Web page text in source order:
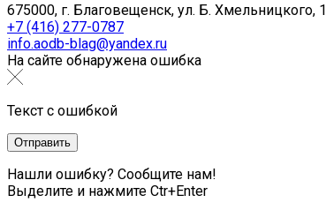
675000, г. Благовещенск, ул. Б. Хмельницкого, 1
+7 (416) 277-0787
info.aodb-blag@yandex.ru
На сайте обнаружена ошибка
Текст с ошибкой
Нашли ошибку? Сообщите нам!
Выделите и нажмите Ctr+Enter